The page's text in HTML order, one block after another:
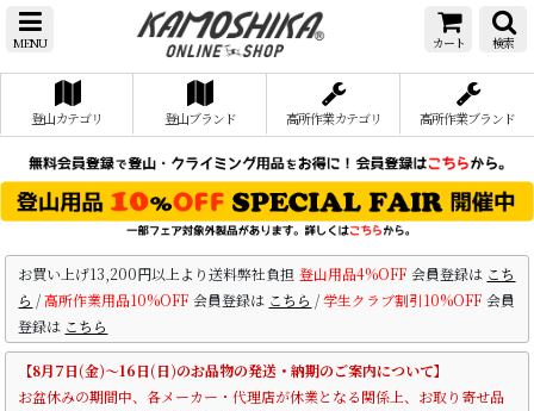
MENU カート 検索
登山カテゴリ 登山ブランド 高所作業カテゴリ 高所作業ブランド
お買い上げ13,200円以上より送料弊社負担 登山用品4%OFF 会員登録は こち
ら /高所作業用品10%OFF 会員登録は こちら /学生クラブ割引10%OFF 会員
登録は こちら
【8月7日(金)～16日(日)のお品物の発送・納期のご案内について】
お盆休みの期間中、各メーカー・代理店が休業となる関係上、お取り寄せ品